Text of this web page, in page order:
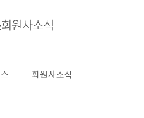
원사소식
회원사소식